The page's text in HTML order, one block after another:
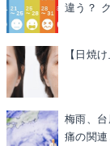
違う？
【日焼
梅雨、
痛の関